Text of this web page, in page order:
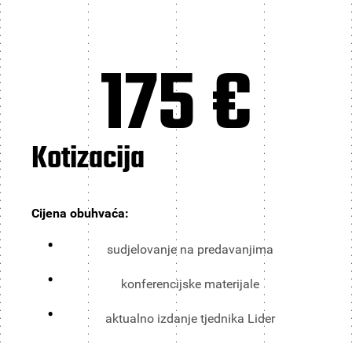
175 €
Kotizacija
Cijena obuhvaća:
sudjelovanje na predavanjima
konferencijske materijale
aktualno izdanje tjednika Lider